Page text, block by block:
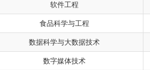
软件工程
食品科学与工程
数据科学与大数据技术
数字媒体技术